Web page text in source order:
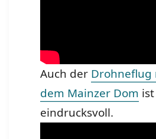
Auch der Drohneflug
dem Mainzer Dom ist
eindrucksvoll.